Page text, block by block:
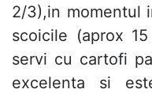
2/3),in momentul
scoicile (aprox
servi cu cartofi
excelenta si